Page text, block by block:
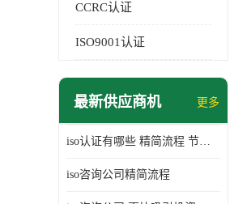
CCRC认证
ISO9001认证
最新供应商机 更多
iso认证有哪些 精简流程 节省企业运营成本
iso咨询公司精简流程